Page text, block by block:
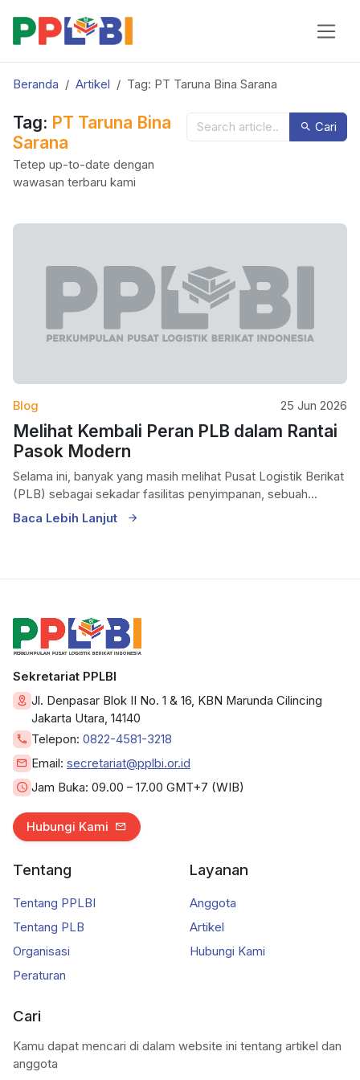
Beranda Artikel Tag: PT Taruna Bina Sarana
Tag: PT Taruna Bina
Sarana
Tetep up-to-date dengan
wawasan terbaru kami
Cari
Blog 25 Jun 2026
Melihat Kembali Peran PLB dalam Rantai
Pasok Modern
Selama ini, banyak yang masih melihat Pusat Logistik Berikat
(PLB) sebagai sekadar fasilitas penyimpanan, sebuah...
Baca Lebih Lanjut
Sekretariat PPLBI
Jl. Denpasar Blok II No. 1 & 16, KBN Marunda Cilincing
Jakarta Utara, 14140
Telepon: 0822-4581-3218
Email: secretariat@pplbi.or.id
Jam Buka: 09.00 – 17.00 GMT+7 (WIB)
Hubungi Kami
Tentang
Tentang PPLBI
Tentang PLB
Organisasi
Peraturan
Layanan
Anggota
Artikel
Hubungi Kami
Cari
Kamu dapat mencari di dalam website ini tentang artikel dan
anggota